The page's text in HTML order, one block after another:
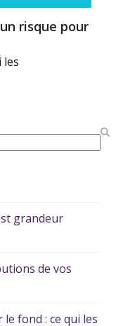
risque pour
les
grandeur
de vos
fond : ce qui les